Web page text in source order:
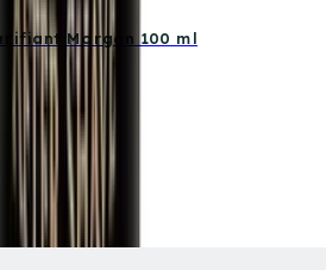
Morgan 100 ml